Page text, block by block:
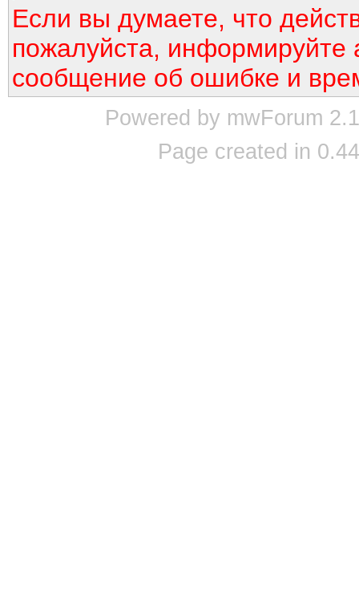
Если вы думаете, что
пожалуйста, информируйте
сообщение об ошибке и
Powered by mwForum
Page created in